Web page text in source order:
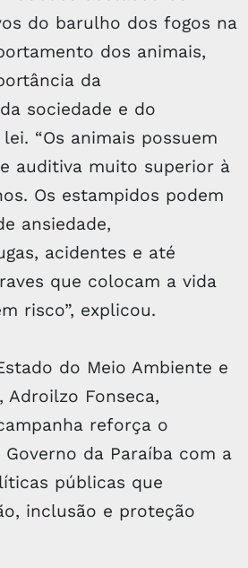
do barulho dos fogos na
dos animais,
da
sociedade e do
“Os animais possuem
auditiva muito superior à
Os estampidos podem
ansiedade,
acidentes e até
que colocam a vida
risco”, explicou.
do Meio Ambiente e
Adroilzo Fonseca,
reforça o
da Paraíba com a
públicas que
inclusão e proteção